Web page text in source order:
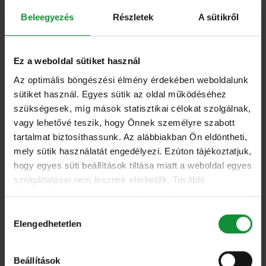
Beleegyezés Részletek A sütikről
Ez a weboldal sütiket használ
Az optimális böngészési élmény érdekében weboldalunk
sütiket használ. Egyes sütik az oldal működéséhez
szükségesek, míg mások statisztikai célokat szolgálnak,
vagy lehetővé teszik, hogy Önnek személyre szabott
tartalmat biztosíthassunk. Az alábbiakban Ön eldöntheti,
mely sütik használatát engedélyezi. Ezúton tájékoztatjuk,
hogy egyes süti beállítások tiltása miatt a weboldal egyes
szolgáltatásai nem lesznek elérhetők. További
információkért olvassa el az adatvédelmi
kiválasztása
Elengedhetetlen
Beállítások
és a zöldségeket, beleértve a salátát is.
főétkezések mellé.
Milyen salátát ettél utoljára?
Csirkés cézár salátatálat.
Mi a kedvenc salátakeveréked?
A bowlok és a szezonális mixek.
Milyen volt a legőrültebb salátakombináció, amit
Mivel bármilyen salátát szívesen fogyasztok, ezért